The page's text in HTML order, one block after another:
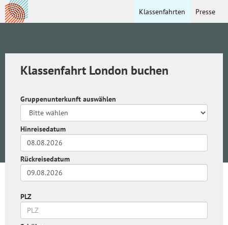
Presse
Klassenfahrten
Klassenfahrt London buchen
Gruppenunterkunft auswählen
Hinreisedatum
Rückreisedatum
PLZ